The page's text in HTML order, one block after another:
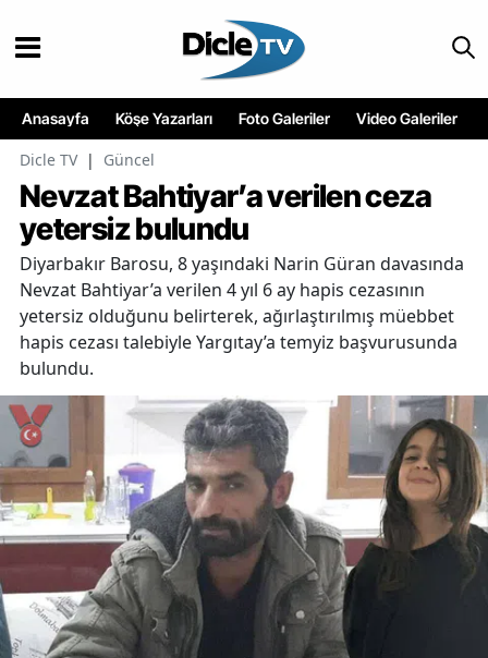
Anasayfa Köşe Yazarları Foto Galeriler Video Galeriler
Dicle TV | Güncel
Nevzat Bahtiyar’a verilen ceza
yetersiz bulundu
Diyarbakır Barosu, 8 yaşındaki Narin Güran davasında
Nevzat Bahtiyar’a verilen 4 yıl 6 ay hapis cezasının
yetersiz olduğunu belirterek, ağırlaştırılmış müebbet
hapis cezası talebiyle Yargıtay’a temyiz başvurusunda
bulundu.